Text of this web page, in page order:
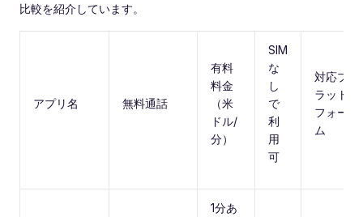
比較を紹介しています。
アプリ名 無料通話
有料
料金
（米
ドル/
分）
SIM
な
し
で
利
用
可
対応プ
ラット
フォー
ム
1分あ